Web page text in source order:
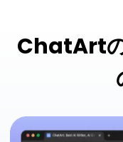
ChatArt